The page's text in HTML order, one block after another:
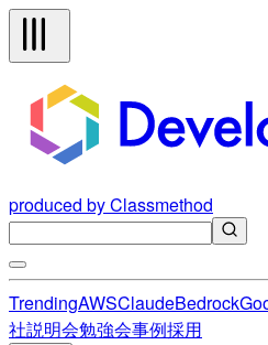
produced by Classmethod
TrendingAWSClaudeBedrock
社説明会勉強会事例採用